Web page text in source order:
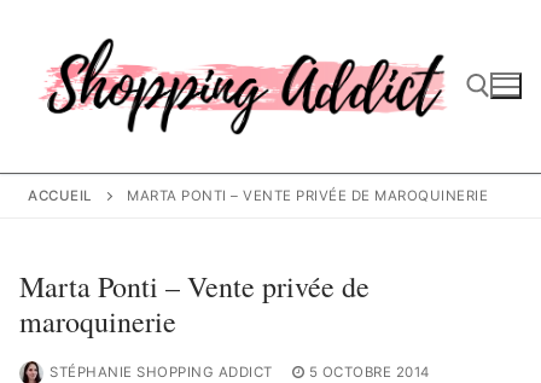
contenu
Rechercher :
ACCUEIL MARTA PONTI – VENTE PRIVÉE DE MAROQUINERIE
Marta Ponti – Vente privée de
maroquinerie
STÉPHANIE SHOPPING ADDICT 5 OCTOBRE 2014